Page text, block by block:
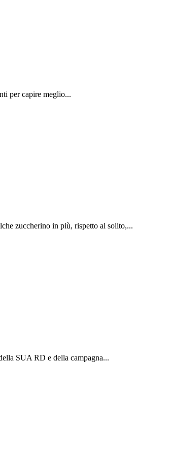
per capire meglio...
zuccherino in più, rispetto al solito,...
SUA RD e della campagna...